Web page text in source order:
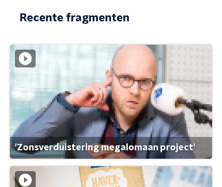
Recente fragmenten
'Zonsverduistering megalomaan project'